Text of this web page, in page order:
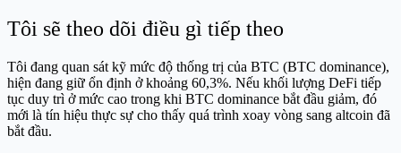
Tôi sẽ theo dõi điều gì tiếp theo
Tôi đang quan sát kỹ mức độ thống trị của BTC (BTC dominance),
hiện đang giữ ổn định ở khoảng 60,3%. Nếu khối lượng DeFi tiếp
tục duy trì ở mức cao trong khi BTC dominance bắt đầu giảm, đó
mới là tín hiệu thực sự cho thấy quá trình xoay vòng sang altcoin đã
bắt đầu.